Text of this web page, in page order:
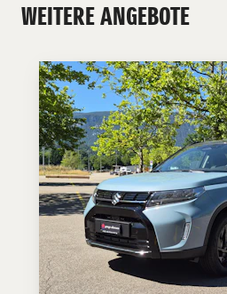
WEITERE ANGEBOTE